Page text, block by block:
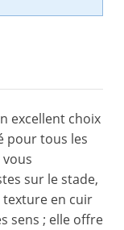
excellent choix
pour tous les
sur le stade,
texture en cuir
sens ; elle offre